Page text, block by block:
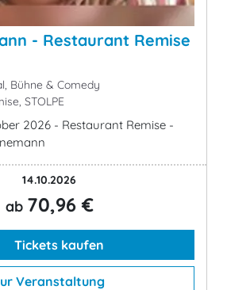
- Restaurant Remise
Bühne & Comedy
STOLPE
2026 - Restaurant Remise -
14.10.2026
ab 70,96 €
Tickets kaufen
Veranstaltung